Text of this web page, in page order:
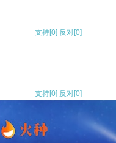
支持[0] 反对[0]
支持[0] 反对[0]